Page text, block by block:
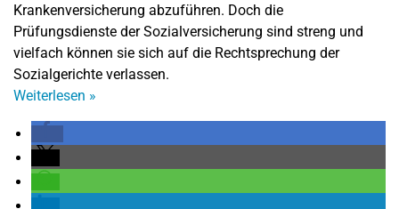
Krankenversicherung abzuführen. Doch die
Prüfungsdienste der Sozialversicherung sind streng und
vielfach können sie sich auf die Rechtsprechung der
Sozialgerichte verlassen.
Weiterlesen »